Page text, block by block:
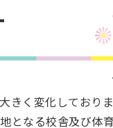
きく変化しており
となる校舎及び体